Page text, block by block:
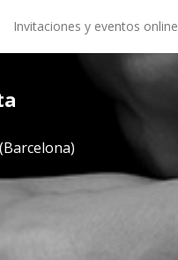
Invitaciones y eventos online